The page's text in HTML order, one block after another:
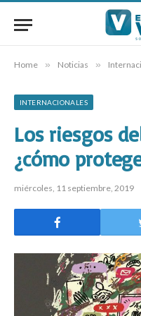
Home » Noticias »
INTERNACIONALES
Los riesgos
¿cómo
miércoles, 11 septiembre, 2019